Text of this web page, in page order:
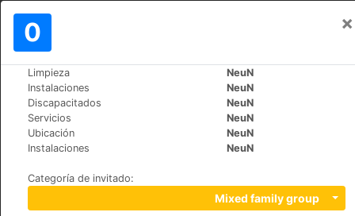
0 ×
Limpieza
NeuN
Instalaciones
NeuN
Discapacitados
NeuN
Servicios
NeuN
Ubicación
NeuN
Instalaciones
NeuN
Categoría de invitado:
Mixed family group
Mundo>Spain
Hotel Rural La Maison
Del Centro nº 1, 38290